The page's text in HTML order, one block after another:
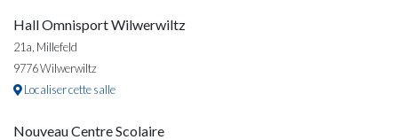
Hall Omnisport Wilwerwiltz
21a, Millefeld
9776 Wilwerwiltz
Localiser cette salle
Nouveau Centre Scolaire